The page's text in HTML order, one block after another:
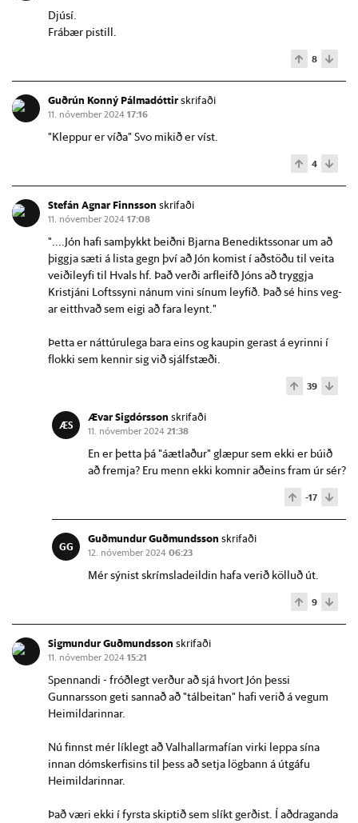
Djúsí.
Frábær pistill.
8
Guðrún Konný Pálmadóttirskrifaði
11. nóvember 202417:16
"Kleppur er víða" Svo mikið er víst.
4
Stefán Agnar Finnsson skrifaði
11. nóvember 202417:08
"....Jón hafi sam­þykkt beiðni Bjarna Bene­dikts­son­ar um að
þiggja sæti á lista gegn því að Jón kom­ist í að­stöðu til veita
veiði­leyfi til Hvals hf. Það verði arf­leifð Jóns að tryggja
Kristjáni Lofts­syni nán­um vini sín­um leyf­ið. Það sé hins veg­
ar eitt­hvað sem eigi að fara leynt."
Þetta er náttúrulega bara eins og kaupin gerast á eyrinni í
flokki sem kennir sig við sjálfstæði.
39
ÆS
Ævar Sigdórsson skrifaði
11. nóvember 202421:38
En er þetta þá "áætlaður" glæpur sem ekki er búið
að fremja? Eru menn ekki komnir aðeins fram úr sér?
-17
GG
Guðmundur Guðmundsson skrifaði
12. nóvember 202406:23
Mér sýnist skrímsladeildin hafa verið kölluð út.
9
Sigmundur Guðmundsson skrifaði
11. nóvember 202415:21
Spennandi - fróðlegt verður að sjá hvort Jón þessi
Gunnarsson geti sannað að "tálbeitan" hafi verið á vegum
Heimildarinnar.
Nú finnst mér líklegt að Valhallarmafían virki leppa sína
innan dómskerfisins til þess að setja lögbann á útgáfu
Heimildarinnar.
Það væri ekki í fyrsta skiptið sem slíkt gerðist. Í aðdraganda